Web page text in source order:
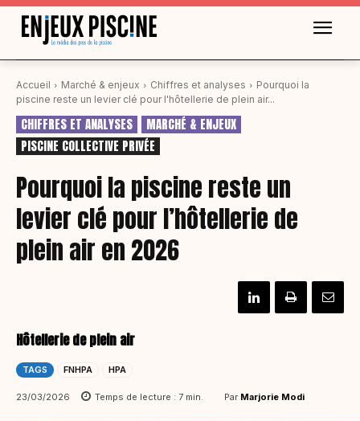
Accueil Marché & enjeux Chiffres et analyses
Pourquoi la
piscine reste un levier clé pour l'hôtellerie de plein air...
CHIFFRES ET ANALYSES
MARCHÉ & ENJEUX
PISCINE COLLECTIVE PRIVÉE
Pourquoi la piscine reste un
levier clé pour l’hôtellerie de
plein air en 2026
Hôtellerie de plein air
TAGS FNHPA HPA
23/03/2026 Temps de lecture : 7 min. Par Marjorie Modi